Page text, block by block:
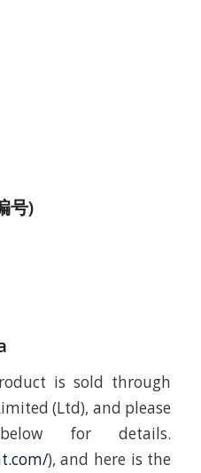
号)
is sold through
(Ltd), and please
for details.
), and here is the